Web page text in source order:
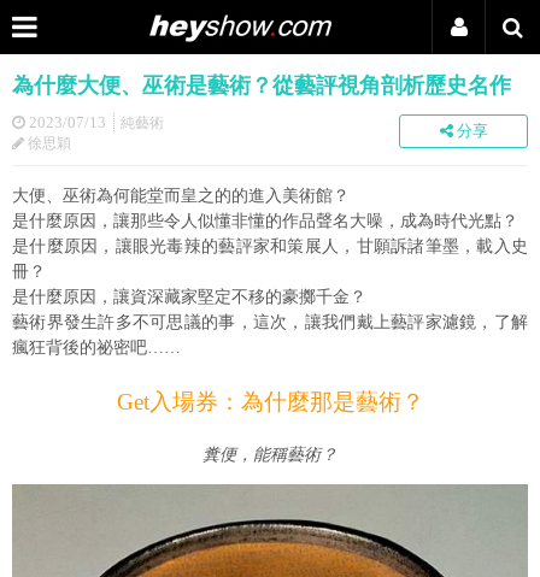
為什麼大便、巫術是藝術？從藝評視角剖析歷史名作
2023/07/13
純藝術
徐思穎
分享
大便、巫術為何能堂而皇之的的進入美術館？
是什麼原因，讓那些令人似懂非懂的作品聲名大噪，成為時代光點？
是什麼原因，讓眼光毒辣的藝評家和策展人，甘願訴諸筆墨，載入史
冊？
是什麼原因，讓資深藏家堅定不移的豪擲千金？
藝術界發生許多不可思議的事，這次，讓我們戴上藝評家濾鏡，了解
瘋狂背後的祕密吧……
Get入場券：為什麼那是藝術？
糞便，能稱藝術？